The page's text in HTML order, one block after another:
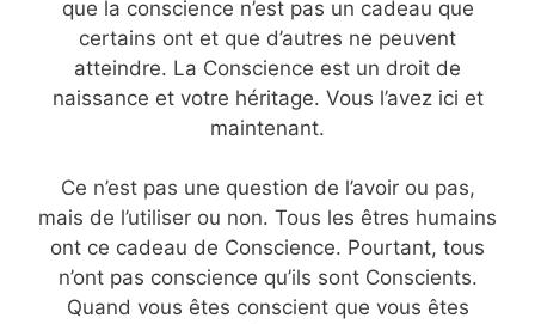
que la conscience n’est pas un cadeau que
certains ont et que d’autres ne peuvent
atteindre. La Conscience est un droit de
naissance et votre héritage. Vous l’avez ici et
maintenant.
Ce n’est pas une question de l’avoir ou pas,
mais de l’utiliser ou non. Tous les êtres humains
ont ce cadeau de Conscience. Pourtant, tous
n’ont pas conscience qu’ils sont Conscients.
Quand vous êtes conscient que vous êtes